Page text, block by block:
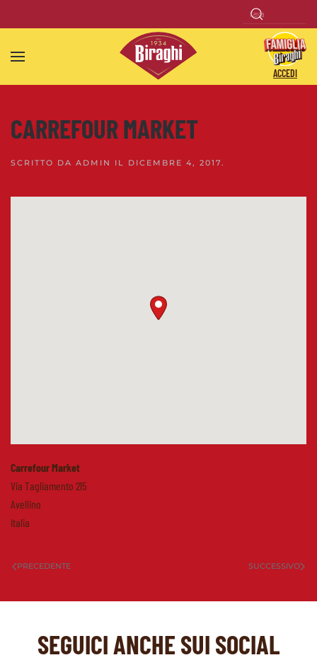
Skip to main content
ACCEDI
CARREFOUR MARKET
SCRITTO DA ADMIN IL DICEMBRE 4, 2017.
Carrefour Market
Via Tagliamento 215
Avellino
Italia
PRECEDENTE SUCCESSIVO
SEGUICI ANCHE SUI SOCIAL